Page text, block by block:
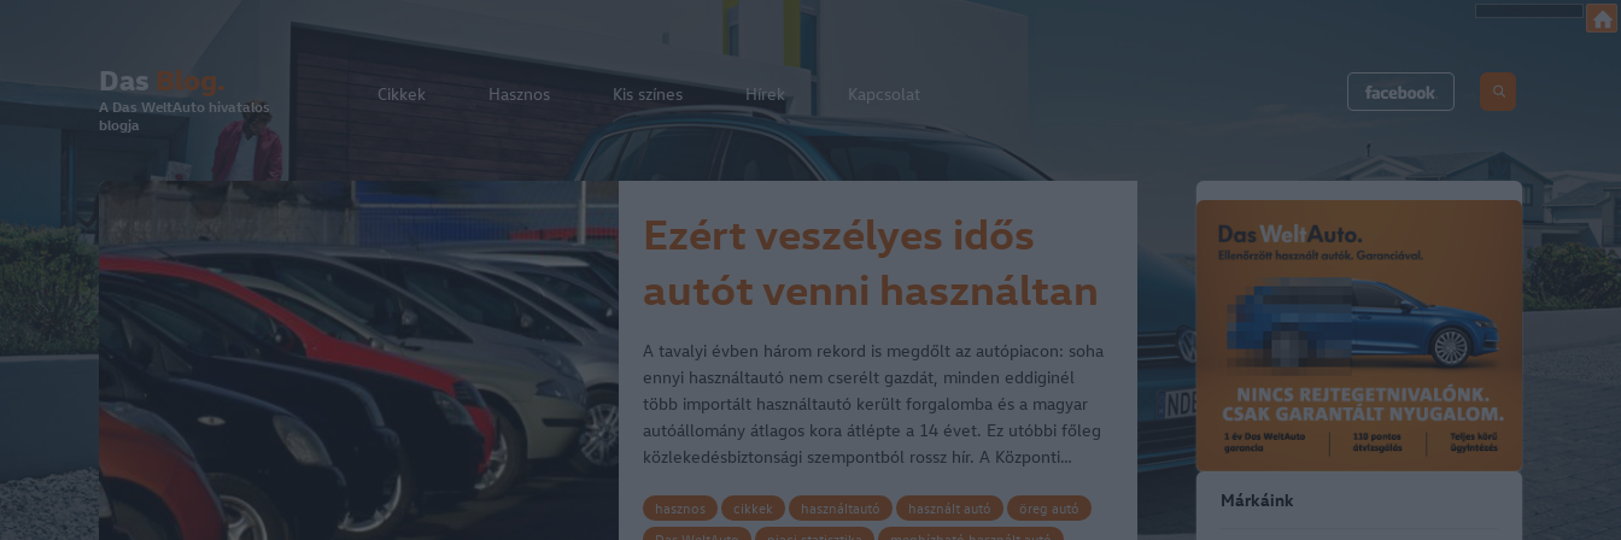
Das Blog.
A Das WeltAuto hivatalos
blogja
Cikkek Hasznos Kis színes Hírek Kapcsolat
Ezért veszélyes idős
autót venni használtan
A tavalyi évben három rekord is megdőlt az autópiacon: soha
ennyi használtautó nem cserélt gazdát, minden eddiginél
több importált használtautó került forgalomba és a magyar
autóállomány átlagos kora átlépte a 14 évet. Ez utóbbi főleg
közlekedésbiztonsági szempontból rossz hír. A Központi…
hasznos cikkek használtautó használt autó
öreg autó
Márkáink